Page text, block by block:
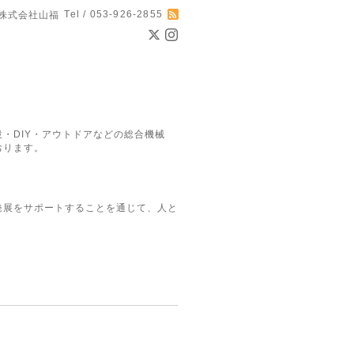
式会社山福 Tel / 053-926-2855
DIY・アウトドアなどの総合機械
ます。
をサポートすることを通じて、人と